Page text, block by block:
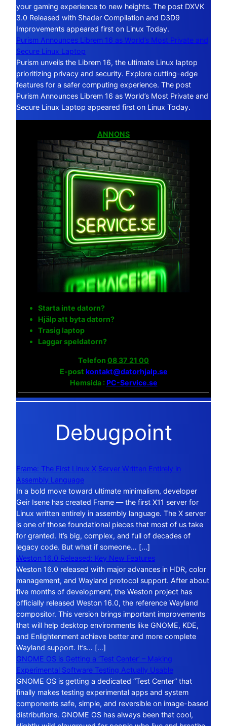
your gaming experience to new heights. The post DXVK
3.0 Released with Shader Compilation and D3D9
Improvements appeared first on Linux Today.
Purism Announces Librem 16 as World’s Most Private and
Secure Linux Laptop
Purism unveils the Librem 16, the ultimate Linux laptop
prioritizing privacy and security. Explore cutting-edge
features for a safer computing experience. The post
Purism Announces Librem 16 as World’s Most Private and
Secure Linux Laptop appeared first on Linux Today.
ANNONS
Starta inte datorn?
Hjälp att byta datorn?
Trasig laptop
Laggar speldatorn?
Telefon 08 37 21 00
E-post kontakt@datorhjalp.se
Hemsida :PC-Service.se
Debugpoint
Frame: The First Linux X Server Written Entirely in
Assembly Language
In a bold move toward ultimate minimalism, developer
Geir Isene has created Frame — the first X11 server for
Linux written entirely in assembly language. The X server
is one of those foundational pieces that most of us take
for granted. It’s big, complex, and full of decades of
legacy code. But what if someone… […]
Weston 16.0 Released: Key New Features
Weston 16.0 released with major advances in HDR, color
management, and Wayland protocol support. After about
five months of development, the Weston project has
officially released Weston 16.0, the reference Wayland
compositor. This version brings important improvements
that will help desktop environments like GNOME, KDE,
and Enlightenment achieve better and more complete
Wayland support. It’s… […]
GNOME OS is Getting a ‘Test Center’ – Making
Experimental Software Testing Actually Usable
GNOME OS is getting a dedicated “Test Center” that
finally makes testing experimental apps and system
components safe, simple, and reversible on image-based
distributions. GNOME OS has always been that cool,